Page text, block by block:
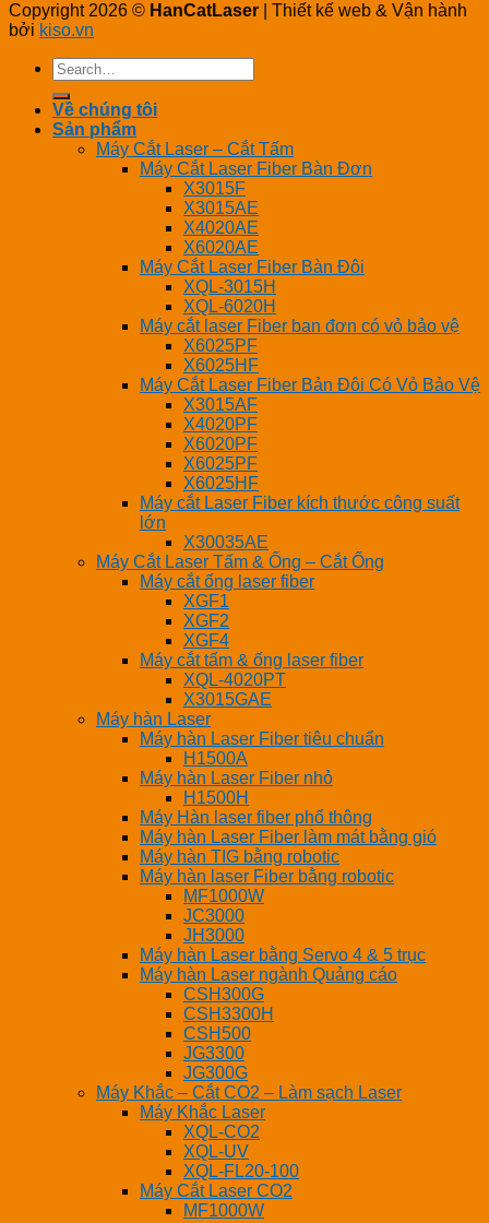
Copyright 2026 © HanCatLaser | Thiết kế web & Vận hành
bởi kiso.vn
Search
for:
Về chúng tôi
Sản phẩm
Máy Cắt Laser – Cắt Tấm
Máy Cắt Laser Fiber Bàn Đơn
X3015F
X3015AE
X4020AE
X6020AE
Máy Cắt Laser Fiber Bàn Đôi
XQL-3015H
XQL-6020H
Máy cắt laser Fiber ban đơn có vỏ bảo vệ
X6025PF
X6025HF
Máy Cắt Laser Fiber Bản Đôi Có Vỏ Bảo Vệ
X3015AF
X4020PF
X6020PF
X6025PF
X6025HF
Máy cắt Laser Fiber kích thước công suất
lớn
X30035AE
Máy Cắt Laser Tấm & Ống – Cắt Ống
Máy cắt ống laser fiber
XGF1
XGF2
XGF4
Máy cắt tấm & ống laser fiber
XQL-4020PT
X3015GAE
Máy hàn Laser
Máy hàn Laser Fiber tiêu chuẩn
H1500A
Máy hàn Laser Fiber nhỏ
H1500H
Máy Hàn laser fiber phổ thông
Máy hàn Laser Fiber làm mát bằng gió
Máy hàn TIG bằng robotic
Máy hàn laser Fiber bằng robotic
MF1000W
JC3000
JH3000
Máy hàn Laser bằng Servo 4 & 5 trục
Máy hàn Laser ngành Quảng cáo
CSH300G
CSH3300H
CSH500
JG3300
JG300G
Máy Khắc – Cắt CO2 – Làm sạch Laser
Máy Khắc Laser
XQL-CO2
XQL-UV
XQL-FL20-100
Máy Cắt Laser CO2
MF1000W